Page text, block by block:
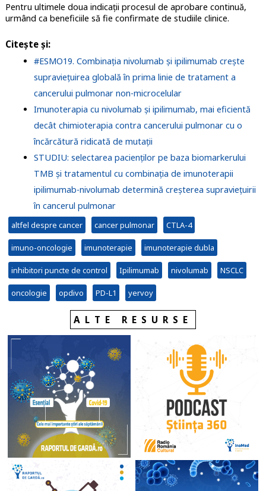
Pentru ultimele doua indicații procesul de aprobare continuă,
urmând ca beneficiile să fie confirmate de studiile clinice.
Citește și:
#ESMO19. Combinația nivolumab și ipilimumab crește
supraviețuirea globală în prima linie de tratament a
cancerului pulmonar non-microcelular
Imunoterapia cu nivolumab și ipilimumab, mai eficientă
decât chimioterapia contra cancerului pulmonar cu o
încărcătură ridicată de mutații
STUDIU: selectarea pacienților pe baza biomarkerului
TMB și tratamentul cu combinația de imunoterapii
ipilimumab-nivolumab determină creșterea supraviețuirii
în cancerul pulmonar
altfel despre cancer cancer pulmonar CTLA-4
imuno-oncologie imunoterapie imunoterapie dubla
inhibitori puncte de control Ipilimumab nivolumab NSCLC
oncologie opdivo PD-L1 yervoy
ALTE RESURSE